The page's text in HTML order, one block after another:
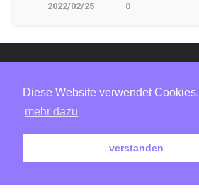
Diese Website verwendet Cookies.
mehr dazu
verstanden
2022/02/25 0
© 2026 LANDMAUSFLAUSEN